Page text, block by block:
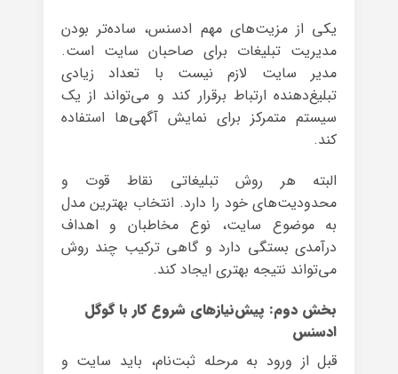
یکی از مزیت‌های مهم ادسنس، ساده‌تر بودن
مدیریت تبلیغات برای صاحبان سایت است.
مدیر سایت لازم نیست با تعداد زیادی
تبلیغ‌دهنده ارتباط برقرار کند و می‌تواند از یک
سیستم متمرکز برای نمایش آگهی‌ها استفاده
کند.
البته هر روش تبلیغاتی نقاط قوت و
محدودیت‌های خود را دارد. انتخاب بهترین مدل
به موضوع سایت، نوع مخاطبان و اهداف
درآمدی بستگی دارد و گاهی ترکیب چند روش
می‌تواند نتیجه بهتری ایجاد کند.
بخش دوم: پیش‌نیازهای شروع کار با گوگل
ادسنس
قبل از ورود به مرحله ثبت‌نام، باید سایت و